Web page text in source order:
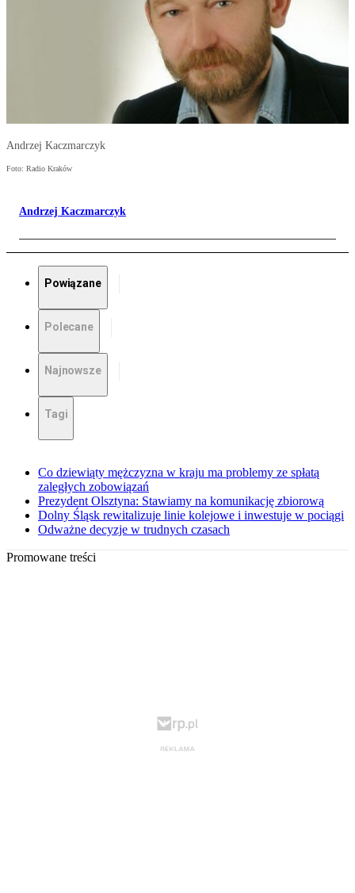
Andrzej Kaczmarczyk
Foto: Radio Kraków
Andrzej Kaczmarczyk
Powiązane
Polecane
Najnowsze
Tagi
Co dziewiąty mężczyzna w kraju ma problemy ze spłatą
zaległych zobowiązań
Prezydent Olsztyna: Stawiamy na komunikację zbiorową
Dolny Śląsk rewitalizuje linie kolejowe i inwestuje w pociągi
Odważne decyzje w trudnych czasach
Promowane treści